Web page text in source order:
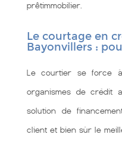
prêtimmobilier.
Le courtage en
Bayonvillers :
Le courtier se force
organismes de crédit
solution de
client et bien sùr le